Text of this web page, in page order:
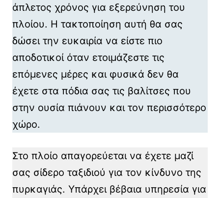
άπλετος χρόνος για εξερεύνηση του
πλοίου. Η τακτοποίηση αυτή θα σας
δώσει την ευκαιρία να είστε πιο
αποδοτικοί όταν ετοιμάζεστε τις
επόμενες μέρες και φυσικά δεν θα
έχετε στα πόδια σας τις βαλίτσες που
στην ουσία πιάνουν και τον περισσότερο
χώρο.
Στο πλοίο απαγορεύεται να έχετε μαζί
σας σίδερο ταξιδιού για τον κίνδυνο της
πυρκαγιάς. Υπάρχει βέβαια υπηρεσία για